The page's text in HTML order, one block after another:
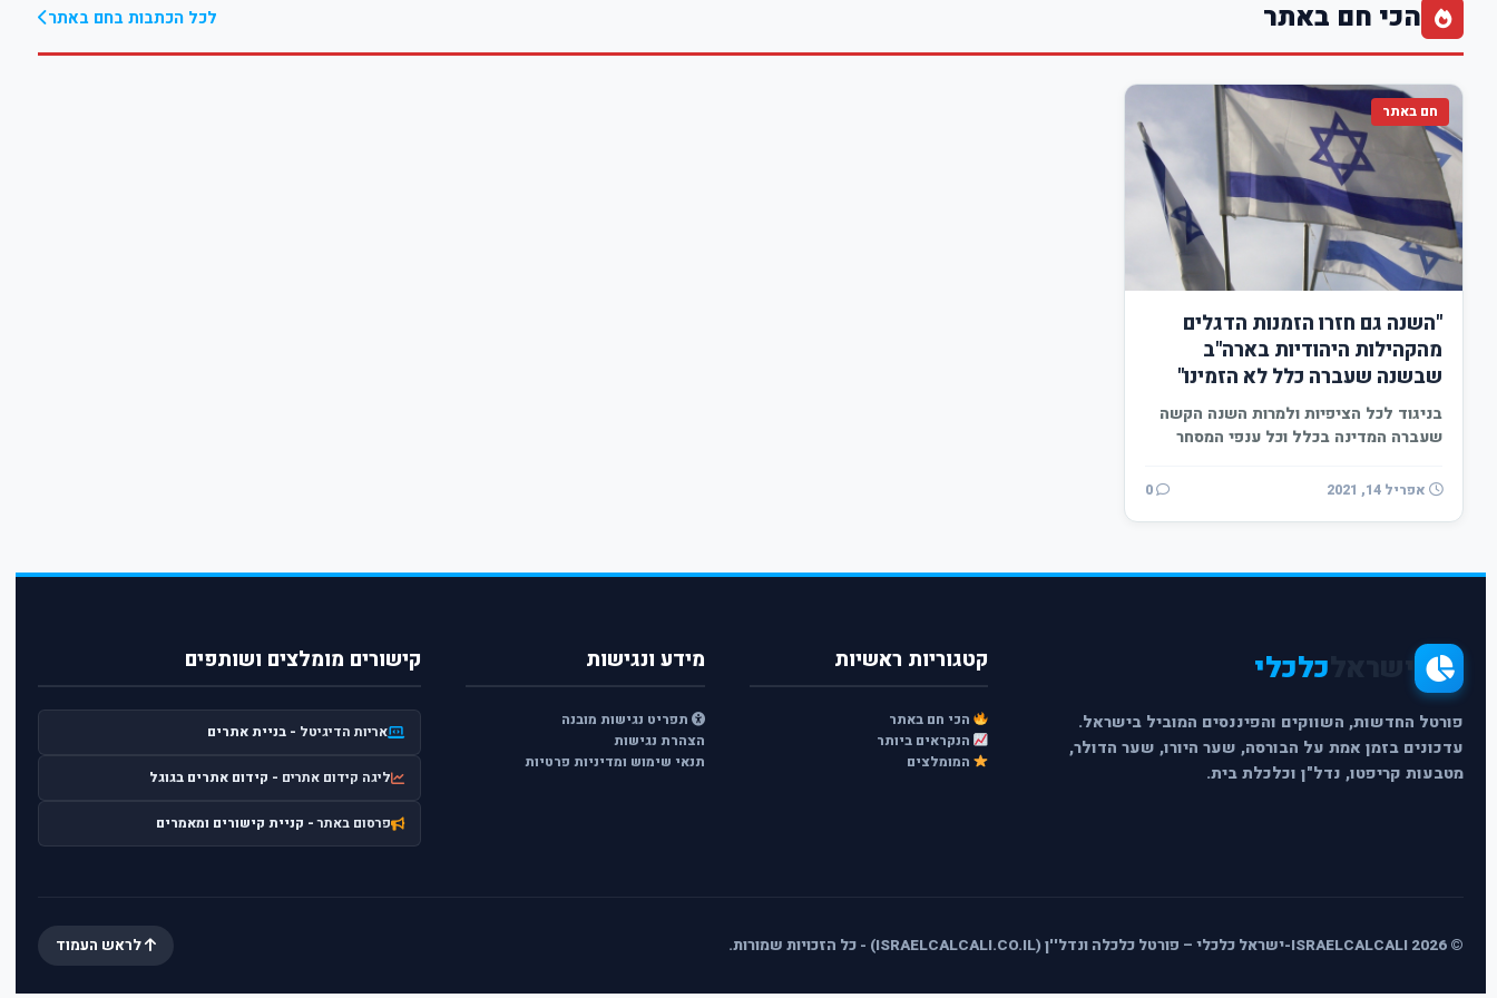
הכי חם באתר לכל הכתבות בחם באתר
חם באתר
"השנה גם חזרו הזמנות הדגלים
מהקהילות היהודיות בארה"ב
שבשנה שעברה כלל לא הזמינו"
בניגוד לכל הציפיות ולמרות השנה הקשה
שעברה המדינה בכלל וכל ענפי המסחר
אפריל 14, 2021
כלכלי
פורטל החדשות, השווקים והפיננסים המוביל בישראל.
עדכונים בזמן אמת על הבורסה, שער היורו, שער הדולר,
מטבעות קריפטו, נדל"ן וכלכלת בית.
קטגוריות ראשיות
הכי חם באתר
הנקראים ביותר
המומלצים
מידע ונגישות
תפריט נגישות מובנה
הצהרת נגישות
תנאי שימוש ומדיניות פרטיות
קישורים מומלצים ושותפים
אריות הדיגיטל - בניית אתרים
ליגה קידום אתרים - קידום אתרים בגוגל
פרסום באתר- קניית קישורים ומאמרים
© 2026 ISRAELCALCALI-ישראל כלכלי – פורטל כלכלה ונדל''ן (ISRAELCALCALI.CO.IL) - כל הזכויות שמורות. לראש העמוד